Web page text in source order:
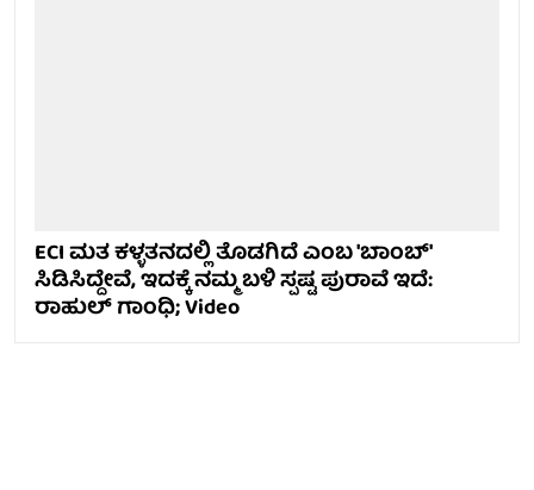
ECI ಮತ ಕಳ್ಳತನದಲ್ಲಿ ತೊಡಗಿದೆ ಎಂಬ 'ಬಾಂಬ್'
ಸಿಡಿಸಿದ್ದೇವೆ, ಇದಕ್ಕೆ ನಮ್ಮ ಬಳಿ ಸ್ಪಷ್ಟ ಪುರಾವೆ ಇದೆ:
ರಾಹುಲ್ ಗಾಂಧಿ; Video